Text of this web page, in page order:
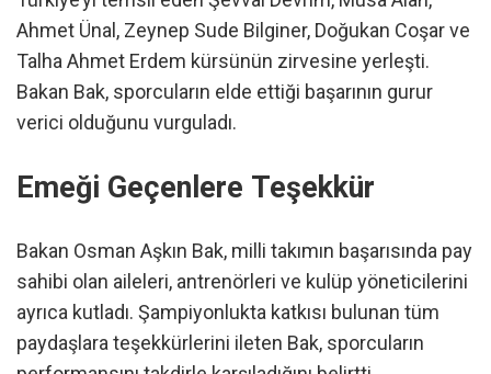
Ahmet Ünal, Zeynep Sude Bilginer, Doğukan Coşar ve
Talha Ahmet Erdem kürsünün zirvesine yerleşti.
Bakan Bak, sporcuların elde ettiği başarının gurur
verici olduğunu vurguladı.
Emeği Geçenlere Teşekkür
Bakan Osman Aşkın Bak, milli takımın başarısında pay
sahibi olan aileleri, antrenörleri ve kulüp yöneticilerini
ayrıca kutladı. Şampiyonlukta katkısı bulunan tüm
paydaşlara teşekkürlerini ileten Bak, sporcuların